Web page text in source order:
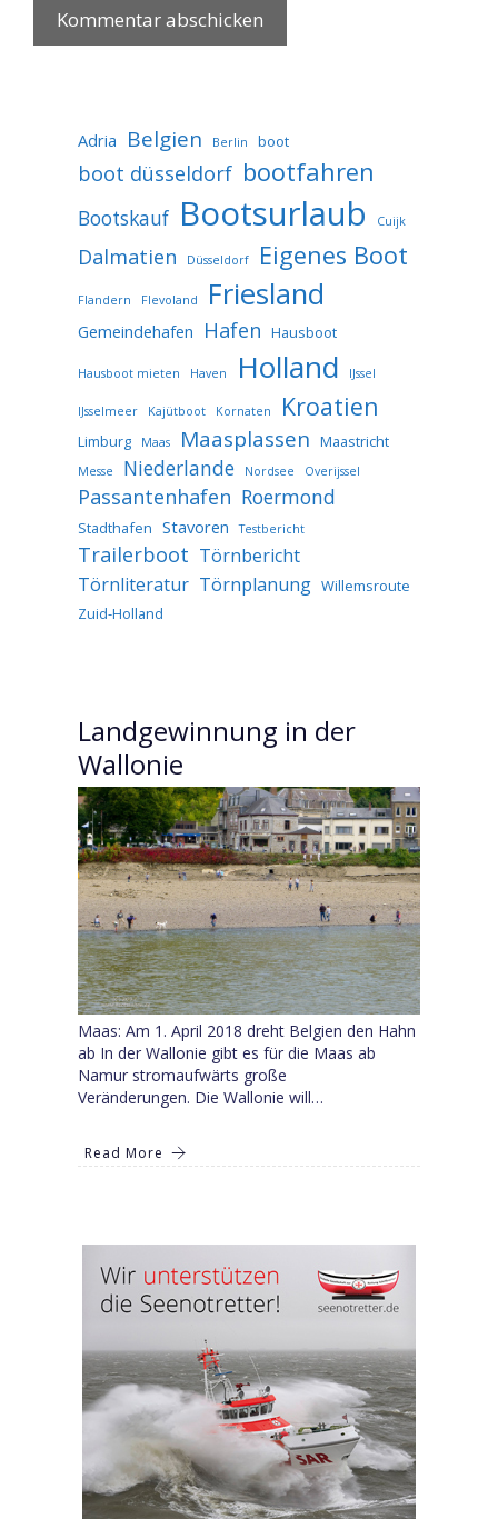
Adria Belgien Berlin boot
boot düsseldorf bootfahren
Bootskauf Bootsurlaub Cuijk
Dalmatien Düsseldorf Eigenes Boot
Flandern Flevoland Friesland
Gemeindehafen Hafen Hausboot
Hausboot mieten Haven Holland IJssel
IJsselmeer Kajütboot Kornaten Kroatien
Limburg Maas Maasplassen Maastricht
Messe Niederlande Nordsee Overijssel
Passantenhafen Roermond
Stadthafen Stavoren Testbericht
Trailerboot Törnbericht
Törnliteratur Törnplanung Willemsroute
Zuid-Holland
Landgewinnung in der
Wallonie
Maas: Am 1. April 2018 dreht Belgien den Hahn
ab In der Wallonie gibt es für die Maas ab
Namur stromaufwärts große
Veränderungen. Die Wallonie will…
Read More